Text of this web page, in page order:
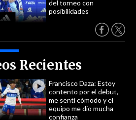
del torneo con
posibilidades
Recientes
Francisco Daza: Estoy
contento por el debut,
me sentí cómodo y el
equipo me dio mucha
confianza